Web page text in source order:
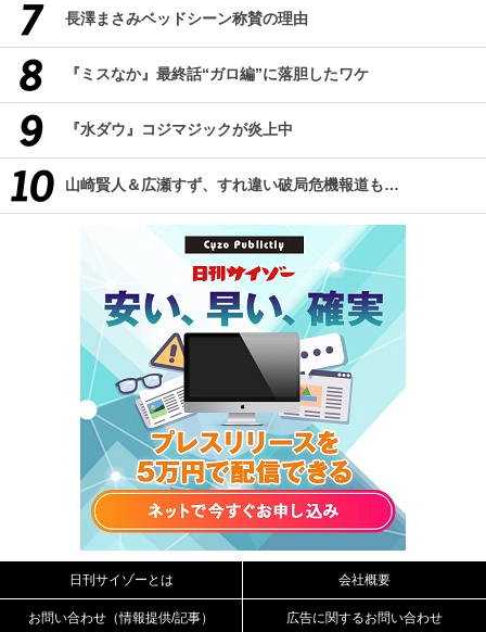
長澤まさみベッドシーン称賛の理由
『ミスなか』最終話“ガロ編”に落胆したワケ
『水ダウ』コジマジックが炎上中
山崎賢人＆広瀬すず、すれ違い破局危機報道も…
日刊サイゾーとは 会社概要
お問い合わせ（情報提供/記事） 広告に関するお問い合わせ